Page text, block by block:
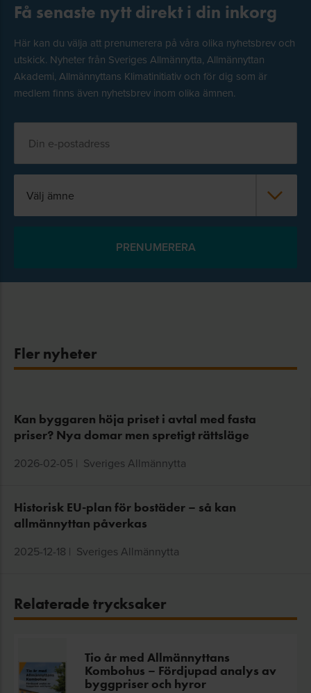
Få senaste nytt direkt i din inkorg
Här kan du välja att prenumerera på våra olika nyhetsbrev och
utskick. Nyheter från Sveriges Allmännytta, Allmännyttan
Akademi, Allmännyttans Klimatinitiativ och för dig som är
medlem finns även nyhetsbrev inom olika ämnen.
Välj ämne
Fler nyheter
Kan byggaren höja priset i avtal med fasta
priser? Nya domar men spretigt rättsläge
2026-02-05 | Sveriges Allmännytta
Historisk EU-plan för bostäder – så kan
allmännyttan påverkas
2025-12-18 | Sveriges Allmännytta
Relaterade trycksaker
Tio år med Allmännyttans
Kombohus – Fördjupad analys av
byggpriser och hyror